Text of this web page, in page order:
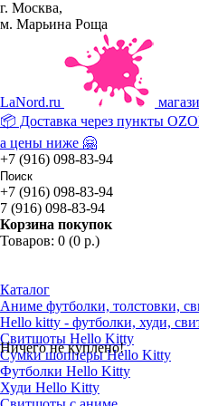
г. Москва,
м. Марьина Роща
LaNord.ru
📦 Доставка через пункты
а цены ниже 🤗
+7 (916) 098-83-94
+7 (916) 098-83-94
7 (916) 098-83-94
Корзина покупок
Товаров: 0 (0 р.)
Ничего не куплено!
Каталог
Аниме футболки, толстовки,
Hello kitty - футболки, худи,
Свитшоты Hello Kitty
Сумки шопперы Hello Kitty
Футболки Hello Kitty
Худи Hello Kitty